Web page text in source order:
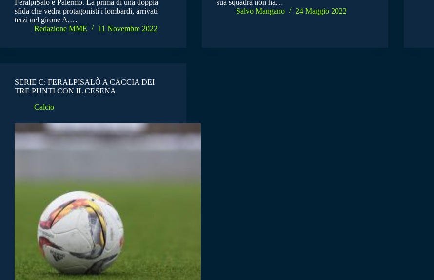
FeralpiSalò e Palermo. La prima di una doppia
sfida che vedrà protagonisti i lombardi, arrivati
terzi nel girone A,…
Redazione MME
11 Novembre 2022
sua squadra non ha…
Salvo Mangano
24 Maggio 2022
SERIE C: FERALPISALÒ A CACCIA DEI
TRE PUNTI CON IL CESENA
Calcio